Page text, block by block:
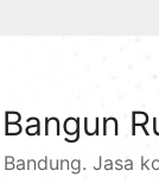
Jasa